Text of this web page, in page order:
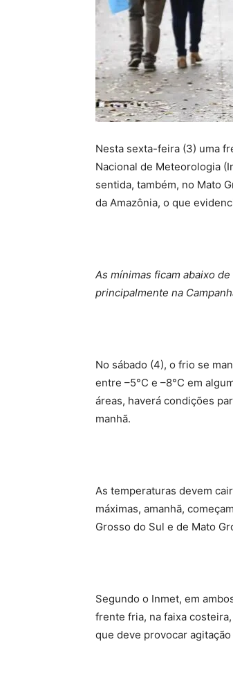
Nesta sexta-feira (3) uma
Nacional de Meteorologia
sentida, também, no Mato
da Amazônia, o que
As mínimas ficam abaixo
principalmente na
No sábado (4), o frio se
entre –5°C e –8°C em
áreas, haverá condições
manhã.
As temperaturas devem
máximas, amanhã,
Grosso do Sul e de Mato
Segundo o Inmet, em
frente fria, na faixa
que deve provocar